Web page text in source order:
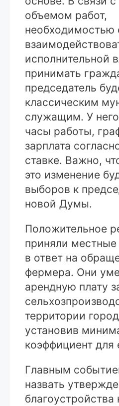
объемом работ,
необходимостью
исполнительной
принимать
председатель
классическим
служащим. У него
часы работы,
зарплата
ставке. Важно,
это изменение
выборов к
новой Думы.
Положительное
приняли местные
в ответ на
фермера. Они
арендную плату
территории
установив
коэффициент для
Главным
назвать
благоустройства